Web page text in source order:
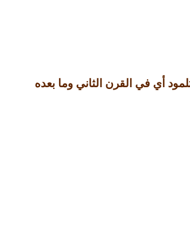
أي في القرن الثاني وما بعده